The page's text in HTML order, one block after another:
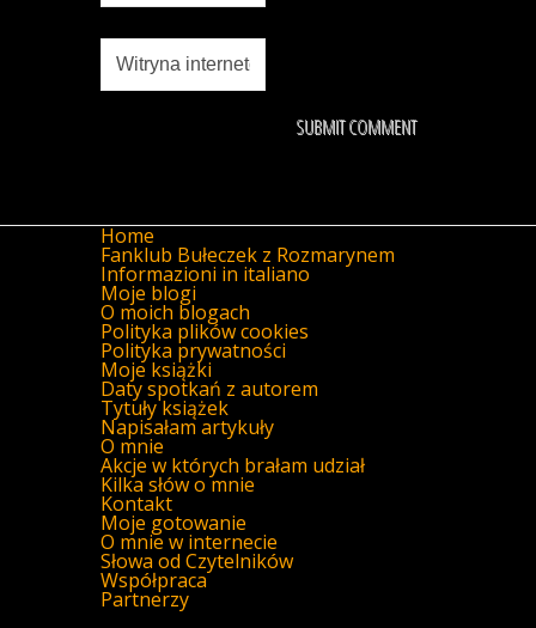
Home
Fanklub Bułeczek z Rozmarynem
Informazioni in italiano
Moje blogi
O moich blogach
Polityka plików cookies
Polityka prywatności
Moje książki
Daty spotkań z autorem
Tytuły książek
Napisałam artykuły
O mnie
Akcje w których brałam udział
Kilka słów o mnie
Kontakt
Moje gotowanie
O mnie w internecie
Słowa od Czytelników
Współpraca
Partnerzy